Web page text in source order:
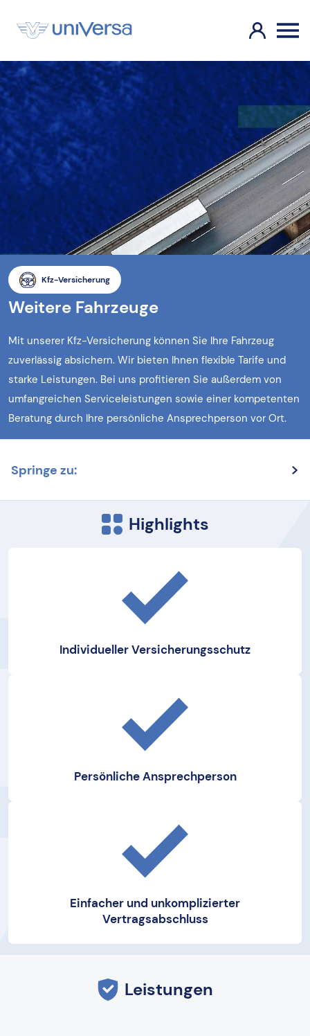
Kfz-Versicherung
Weitere Fahrzeuge
Mit unserer Kfz-Versicherung können Sie Ihre Fahrzeug
zuverlässig absichern. Wir bieten Ihnen flexible Tarife und
starke Leistungen. Bei uns profitieren Sie außerdem von
umfangreichen Serviceleistungen sowie einer kompetenten
Beratung durch Ihre persönliche Ansprechperson vor Ort.
Springe zu:
Highlights
Individueller Versicherungsschutz
Persönliche Ansprechperson
Einfacher und unkomplizierter
Vertragsabschluss
Leistungen